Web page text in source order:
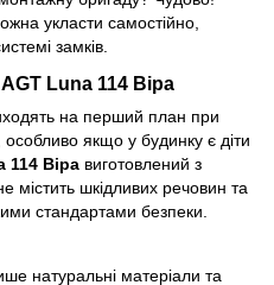
укласти самостійно,
замків.
Luna 114 Віра
на перший план при
особливо якщо у будинку є діти
114 Віра виготовлений з
містить шкідливих речовин та
стандартами безпеки.
натуральні матеріали та